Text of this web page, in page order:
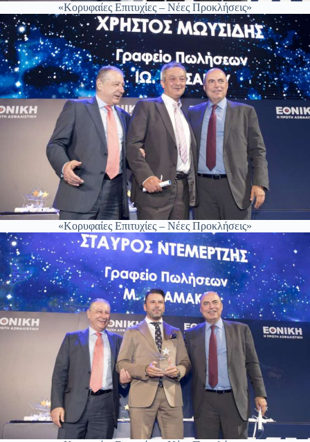
«Κορυφαίες Επιτυχίες – Νέες Προκλήσεις»
«Κορυφαίες Επιτυχίες – Νέες Προκλήσεις»